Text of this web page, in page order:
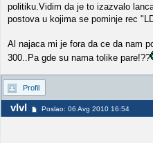
politiku.Vidim da je to izazvalo
postova u kojima se pominje rec
Al najaca mi je fora da ce da nam
300..Pa gde su nama tolike pare!??
Profil
vlvl Poslao: 06 Avg 2010 16:54